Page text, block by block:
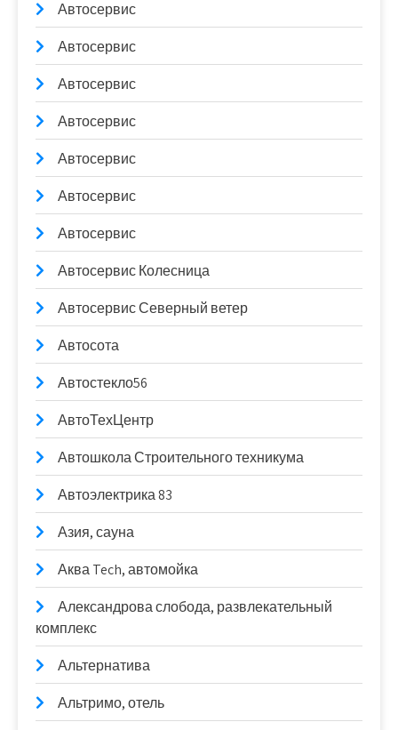
Автосервис
Автосервис
Автосервис
Автосервис
Автосервис
Автосервис
Автосервис
Автосервис Колесница
Автосервис Северный ветер
Автосота
Автостекло56
АвтоТехЦентр
Автошкола Строительного техникума
Автоэлектрика 83
Азия, сауна
Аква Tech, автомойка
Александрова слобода, развлекательный
комплекс
Альтернатива
Альтримо, отель